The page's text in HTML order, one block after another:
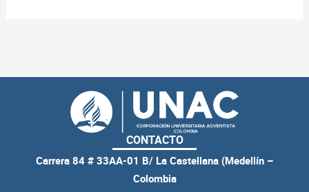
CONTACTO
Carrera 84 # 33AA-01 B/ La Castellana (Medellín –
Colombia